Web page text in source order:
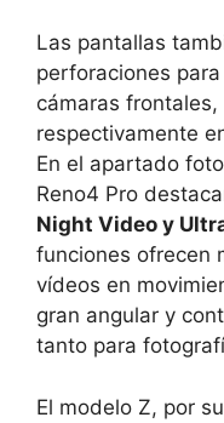
Las pantallas
perforaciones
cámaras
respectivamente
En el apartado
Reno4 Pro
Night Video y
funciones ofrecen
vídeos en
gran angular y
tanto para
El modelo Z, por